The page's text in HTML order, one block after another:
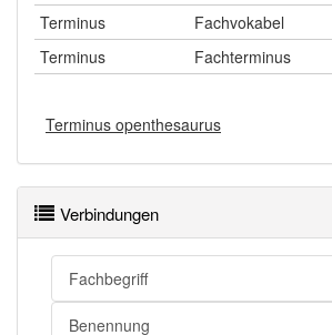
Terminus
Fachvokabel
Terminus
Fachterminus
Terminus openthesaurus
Verbindungen
Fachbegriff
Benennung